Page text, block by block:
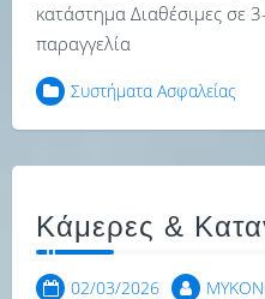
κατάστημα Διαθέσιμες σε
παραγγελία
Συστήματα Ασφαλείας
Κάμερες &
02/03/2026